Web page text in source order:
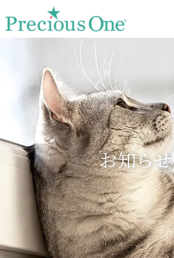
お知らせ